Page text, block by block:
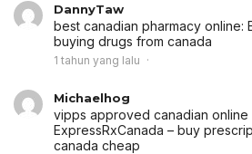
DannyTaw
best canadian pharmacy online:
buying drugs from canada
1 tahun yang lalu
Michaelhog
vipps approved canadian online
ExpressRxCanada – buy
canada cheap